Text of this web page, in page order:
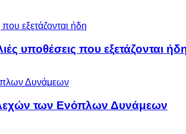
υποθέσεις που εξετάζονται
των Ενόπλων Δυνάμεων